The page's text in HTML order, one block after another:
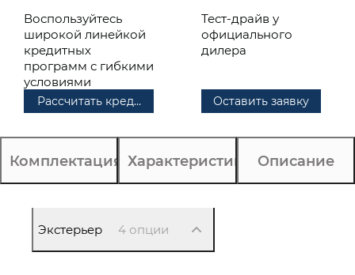
Воспользуйтесь
широкой линейкой
кредитных
программ с гибкими
условиями
Рассчитать кредит
Тест-драйв у
официального
дилера
Оставить заявку
Комплектация Характеристики Описание
Экстерьер 4 опции